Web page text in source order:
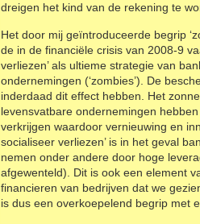
dreigen het kind van de rekening te
Het door mij geïntroduceerde begrip
de in de financiële crisis van 2008-9
verliezen’ als ultieme strategie van
ondernemingen (‘zombies’). De
inderdaad dit effect hebben. Het
levensvatbare ondernemingen
verkrijgen waardoor vernieuwing en
socialiseer verliezen’ is in het geval
nemen onder andere door hoge
afgewenteld). Dit is ook een element
financieren van bedrijven dat we
is dus een overkoepelend begrip met